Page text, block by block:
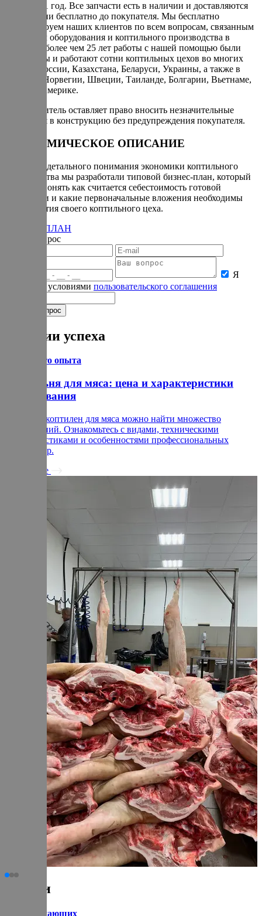
Гарантия 1 год. Все запчасти есть в наличии и доставляются
по гарантии бесплатно до покупателя. Мы бесплатно
консультируем наших клиентов по всем вопросам, связанным
с запуском оборудования и коптильного производства в
целом. За более чем 25 лет работы с нашей помощью были
запущенны и работают сотни коптильных цехов во многих
городах России, Казахстана, Беларуси, Украины, а также в
Израиле, Норвегии, Швеции, Таиланде, Болгарии, Вьетнаме,
Кипре и Америке.
Производитель оставляет право вносить незначительные
изменения в конструкцию без предупреждения покупателя.
ЭКОНОМИЧЕСКОЕ ОПИСАНИЕ
Для более детального понимания экономики коптильного
производства мы разработали типовой бизнес-план, который
поможет понять как считается себестоимость готовой
продукции и какие первоначальные вложения необходимы
для открытия своего коптильного цеха.
БИЗНЕС-ПЛАН
Задать вопрос
Я
согласен с условиями пользовательского соглашения
Истории успеха
Из личного опыта
Коптильня для мяса: цена и характеристики
оборудования
На рынке коптилен для мяса можно найти множество
предложений. Ознакомьтесь с видами, техническими
характеристиками и особенностями профессиональных
термокамер.
Подробнее
Статьи
для начинающих